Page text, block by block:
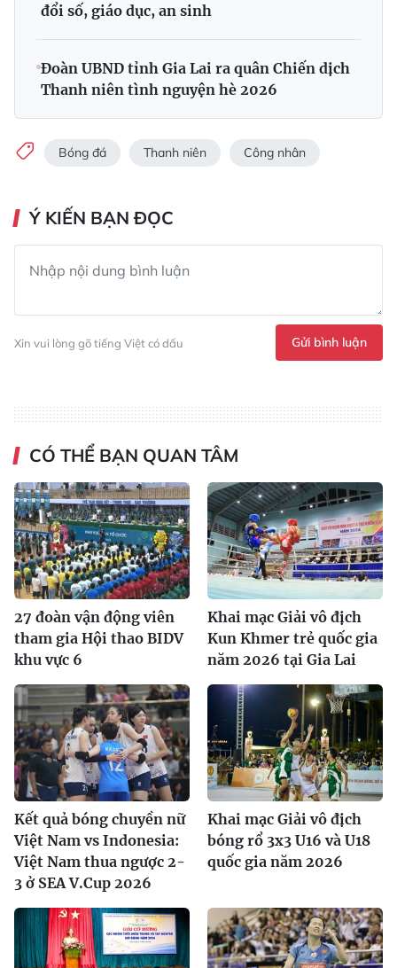
đổi số, giáo dục, an sinh
Đoàn UBND tỉnh Gia Lai ra quân Chiến dịch
Thanh niên tình nguyện hè 2026
Bóng đá Thanh niên Công nhân
Ý KIẾN BẠN ĐỌC
Xin vui lòng gõ tiếng Việt có dấu Gửi bình luận
CÓ THỂ BẠN QUAN TÂM
27 đoàn vận động viên
tham gia Hội thao BIDV
khu vực 6
Khai mạc Giải vô địch
Kun Khmer trẻ quốc gia
năm 2026 tại Gia Lai
Kết quả bóng chuyền nữ
Việt Nam vs Indonesia:
Việt Nam thua ngược 2-
3 ở SEA V.Cup 2026
Khai mạc Giải vô địch
bóng rổ 3x3 U16 và U18
quốc gia năm 2026